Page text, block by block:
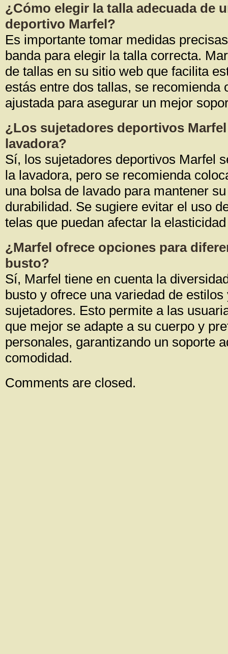
¿Cómo elegir la talla adecuada de
deportivo Marfel?
Es importante tomar medidas
banda para elegir la talla correcta.
de tallas en su sitio web que facilita
estás entre dos tallas, se recomienda
ajustada para asegurar un mejor
¿Los sujetadores deportivos
lavadora?
Sí, los sujetadores deportivos Marfel
la lavadora, pero se recomienda
una bolsa de lavado para mantener
durabilidad. Se sugiere evitar el uso
telas que puedan afectar la
¿Marfel ofrece opciones para
busto?
Sí, Marfel tiene en cuenta la
busto y ofrece una variedad de
sujetadores. Esto permite a las
que mejor se adapte a su cuerpo y
personales, garantizando un soporte
comodidad.
Comments are closed.